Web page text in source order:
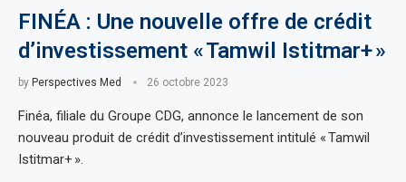
FINÉA : Une nouvelle offre de crédit
d’investissement « Tamwil Istitmar+ »
by Perspectives Med 26 octobre 2023
Finéa, filiale du Groupe CDG, annonce le lancement de son
nouveau produit de crédit d’investissement intitulé « Tamwil
Istitmar+ ».